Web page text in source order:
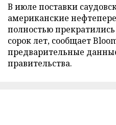
В июле поставки
американские
полностью
сорок лет, сообщает
предварительные
правительства.